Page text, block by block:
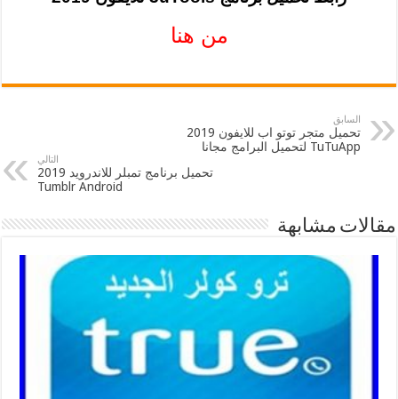
من هنا
السابق
تحميل متجر توتو اب للايفون 2019
TuTuApp لتحميل البرامج مجانا
التالي
تحميل برنامج تمبلر للاندرويد 2019
Tumblr Android
مقالات مشابهة